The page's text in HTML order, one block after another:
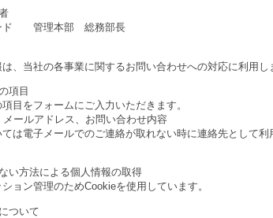
ド 管理本部 総務部長
、当社の各事業に関するお問い合わせへの対応に利用し
項目
目をフォームにご入力いただきます。
メールアドレス、お問い合わせ内容
は電子メールでのご連絡が取れない時に連絡先として利
い方法による個人情報の取得
ョン管理のためCookieを使用しています。
ついて